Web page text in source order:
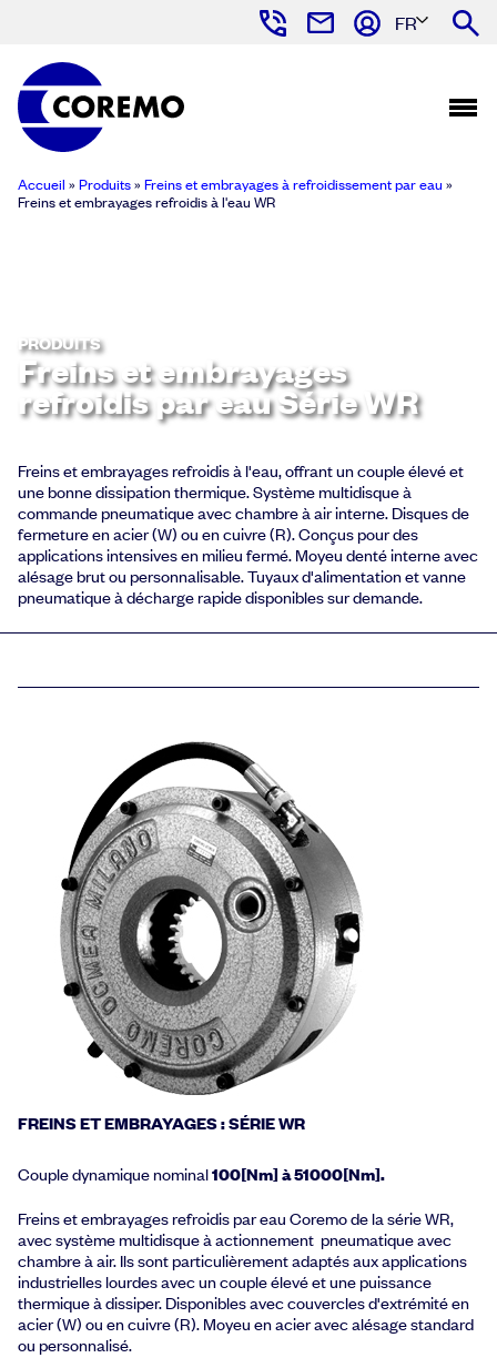
FR
Accueil » Produits» Freins et embrayages à refroidissement par eau »
Freins et embrayages refroidis à l'eau WR
PRODUITS
Freins et embrayages
refroidis par eau Série WR
Freins et embrayages refroidis à l'eau, offrant un couple élevé et
une bonne dissipation thermique. Système multidisque à
commande pneumatique avec chambre à air interne. Disques de
fermeture en acier (W) ou en cuivre (R). Conçus pour des
applications intensives en milieu fermé. Moyeu denté interne avec
alésage brut ou personnalisable. Tuyaux d'alimentation et vanne
pneumatique à décharge rapide disponibles sur demande.
FREINS ET EMBRAYAGES : SÉRIE WR
Couple dynamique nominal100[Nm] à 51000[Nm].
Freins et embrayages refroidis par eau Coremo de la série WR,
avec système multidisque à actionnement pneumatique avec
chambre à air. Ils sont particulièrement adaptés aux applications
industrielles lourdes avec un couple élevé et une puissance
thermique à dissiper. Disponibles avec couvercles d'extrémité en
acier (W) ou en cuivre (R). Moyeu en acier avec alésage standard
ou personnalisé.